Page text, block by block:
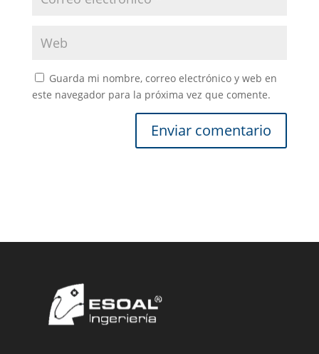
Guarda mi nombre, correo electrónico y web en
este navegador para la próxima vez que comente.